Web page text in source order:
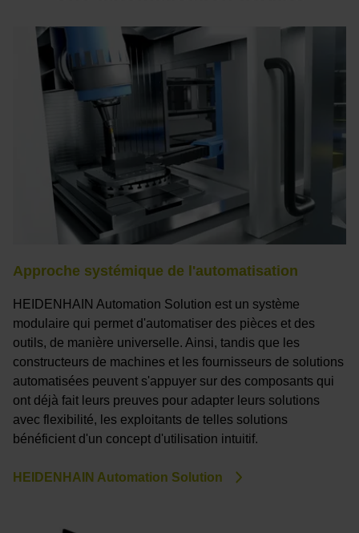
Approche systémique de l'automatisation
HEIDENHAIN Automation Solution est un système
modulaire qui permet d'automatiser des pièces et des
outils, de manière universelle. Ainsi, tandis que les
constructeurs de machines et les fournisseurs de solutions
automatisées peuvent s'appuyer sur des composants qui
ont déjà fait leurs preuves pour adapter leurs solutions
avec flexibilité, les exploitants de telles solutions
bénéficient d'un concept d'utilisation intuitif.
HEIDENHAIN Automation Solution